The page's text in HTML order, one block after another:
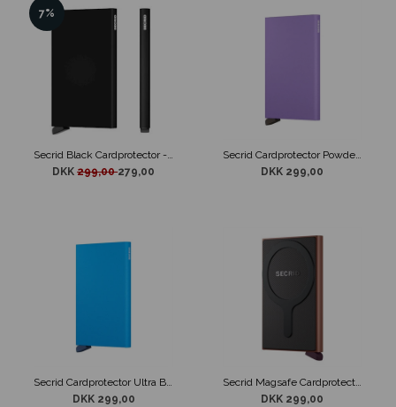
7%
Secrid Black Cardprotector - Kortholder - RFID safe
DKK299,00279,00
Secrid Cardprotector Powder Lilac
DKK 299,00
Secrid Cardprotector Ultra Blå
DKK 299,00
Secrid Magsafe Cardprotector Rose
DKK 299,00